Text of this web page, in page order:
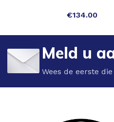
€134.00
Meld u
Wees de eerste